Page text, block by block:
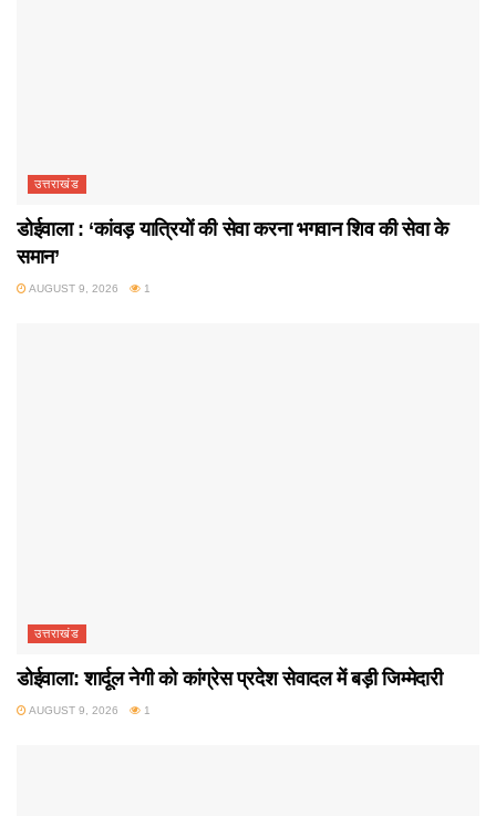
उत्तराखंड
डोईवाला : ‘कांवड़ यात्रियों की सेवा करना भगवान शिव की सेवा के
समान’
AUGUST 9, 2026 1
उत्तराखंड
डोईवाला: शार्दूल नेगी को कांग्रेस प्रदेश सेवादल में बड़ी जिम्मेदारी
AUGUST 9, 2026 1